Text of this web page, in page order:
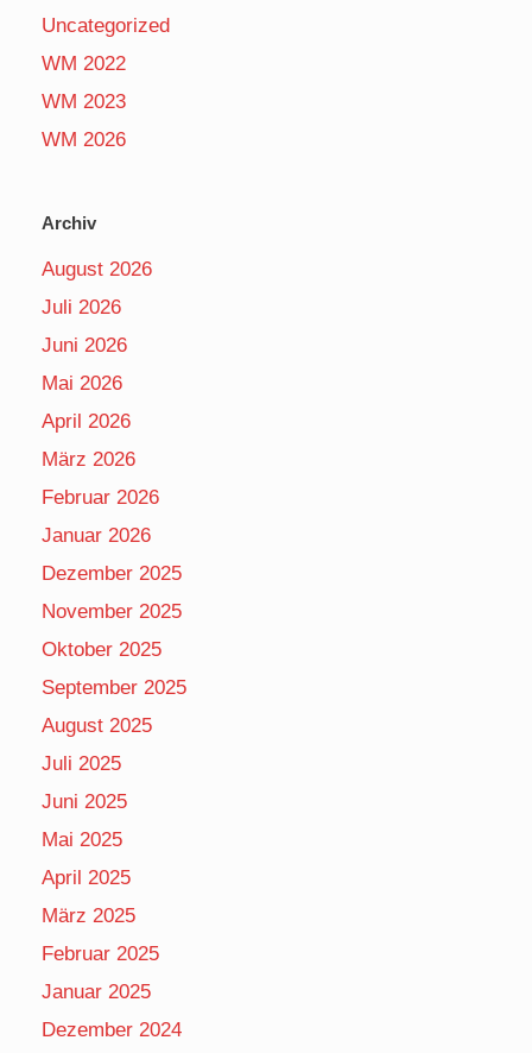
Uncategorized
WM 2022
WM 2023
WM 2026
Archiv
August 2026
Juli 2026
Juni 2026
Mai 2026
April 2026
März 2026
Februar 2026
Januar 2026
Dezember 2025
November 2025
Oktober 2025
September 2025
August 2025
Juli 2025
Juni 2025
Mai 2025
April 2025
März 2025
Februar 2025
Januar 2025
Dezember 2024